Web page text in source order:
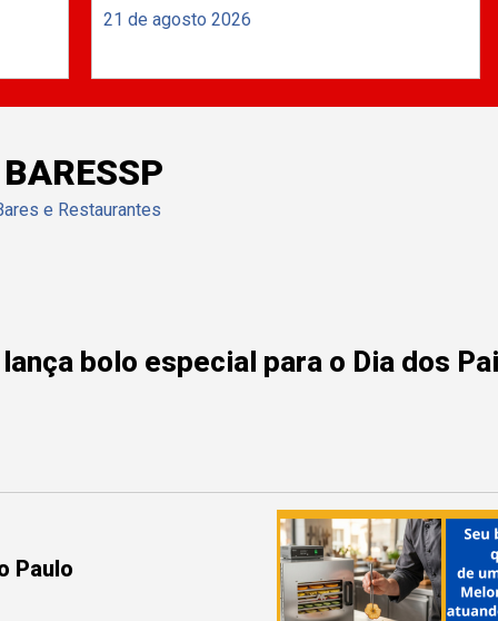
21 de agosto 2026
e Restaurantes
bolo especial para o Dia dos
Paulo